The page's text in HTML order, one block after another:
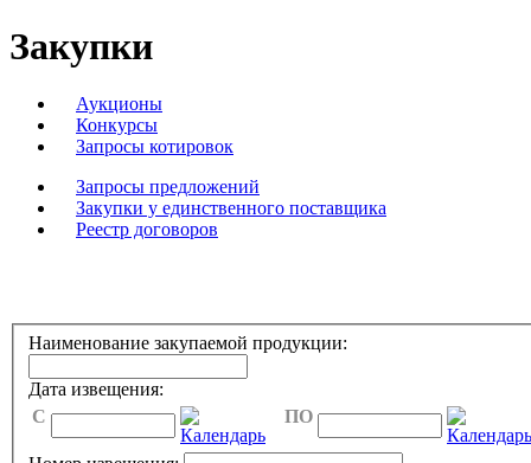
Закупки
Аукционы
Конкурсы
Запросы котировок
Запросы предложений
Закупки у единственного поставщика
Реестр договоров
Наименование закупаемой продукции:
Дата извещения:
C
ПО